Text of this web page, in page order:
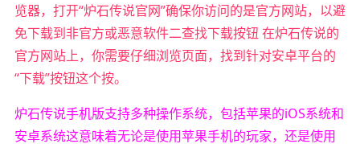
览器，打开“炉石传说官网”确保你访问的是官方网站，以避
免下载到非官方或恶意软件二查找下载按钮 在炉石传说的
官方网站上，你需要仔细浏览页面，找到针对安卓平台的
“下载”按钮这个按。
炉石传说手机版支持多种操作系统，包括苹果的iOS系统和
安卓系统这意味着无论是使用苹果手机的玩家，还是使用